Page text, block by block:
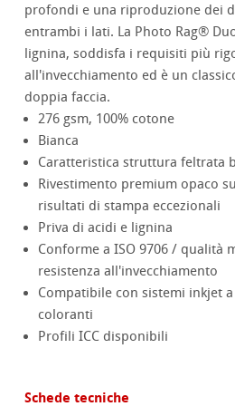
profondi e una riproduzione dei
entrambi i lati. La Photo Rag®
lignina, soddisfa i requisiti più
all'invecchiamento ed è un
doppia faccia.
276 gsm, 100% cotone
Bianca
Caratteristica struttura feltrata
Rivestimento premium opaco
risultati di stampa eccezionali
Priva di acidi e lignina
Conforme a ISO 9706 / qualità
resistenza all'invecchiamento
Compatibile con sistemi inkjet
coloranti
Profili ICC disponibili
Schede tecniche